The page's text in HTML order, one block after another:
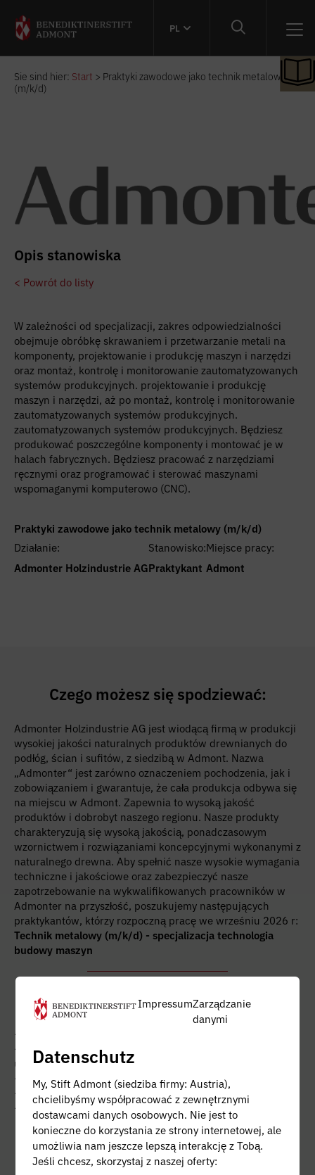
PL
Sie sind hier: Start > Praktyki zawodowe jako technik metalowy
(m/k/d)
Opis stanowiska
< Powrót do listy
W zależności od specjalizacji, zakres odpowiedzialności
obejmuje obróbkę skrawaniem i przetwarzanie metali na
komponenty, projektowanie i produkcję maszyn i narzędzi
oraz montaż, kontrolę i monitorowanie zautomatyzowanych
systemów produkcyjnych. projektowanie i produkcję
maszyn i narzędzi, aż po montaż, kontrolę i monitorowanie
zautomatyzowanych systemów produkcyjnych.
zautomatyzowanych systemów produkcyjnych. Będziesz
produkować poszczególne komponenty i montować je w
halach fabrycznych. Będziesz pracować z narzędziami
ręcznymi oraz programować i sterować maszynami
wspomaganymi komputerowo (CNC).
Praktyki zawodowe jako technik metalowy (m/k/d)
Działanie:
Admonter Holzindustrie AG
Stanowisko:
Praktykant
Miejsce pracy:
Admont
Czego możesz się spodziewać:
Admonter Holzindustrie AG jest wiodącą firmą w produkcji
wysokiej jakości naturalnych produktów drewnianych do
podłóg, ścian i sufitów, z siedzibą w Admont. Nazwa
„Admonter“ jest zarówno oznaczeniem pochodzenia, jak i
zobowiązaniem i gwarantuje, że cała produkcja odbywa się
na miejscu w Admont. Zapewnia to wysoką jakość
produktów i dobrobyt naszego regionu. Nasze produkty
charakteryzują się wysoką jakością, ponadczasowym
wzornictwem i rozwiązaniami koncepcyjnymi wykonanymi z
naturalnego drewna. Aby spełnić nasze wysokie wymagania
techniczne i jakościowe oraz zabezpieczyć nasze
zapotrzebowanie na wykwalifikowanych pracowników w
Admonter na przyszłość, poszukujemy następujących
praktykantów, którzy rozpoczną pracę we wrześniu 2026 r:
Technik metalowy (m/k/d) - specjalizacja technologia
budowy maszyn
Co ze sobą zabrać:
- Umiejętności manualne i techniczne oraz zrozumienie
- Pasja i zainteresowanie metalami, praca z narzędziami i
umiejętności analitycznego myślenia
- Dobra świadomość przestrzenna
- Precyzyjne metody pracy i świadomość jakości
- pomyślnie ukończył 9. rok szkolny
To właśnie oferujemy:
ImpressumZarządzanie
danymi
Datenschutz
My, Stift Admont (siedziba firmy: Austria),
chcielibyśmy współpracować z zewnętrznymi
dostawcami danych osobowych. Nie jest to
konieczne do korzystania ze strony internetowej, ale
umożliwia nam jeszcze lepszą interakcję z Tobą.
Jeśli chcesz, skorzystaj z naszej oferty: